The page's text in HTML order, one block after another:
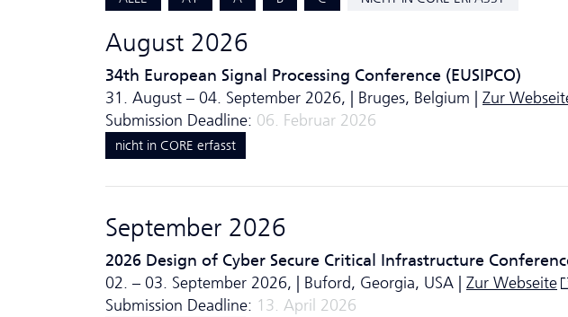
August 2026
34th European Signal Processing Conference (EUSIPCO)
31. August – 04. September 2026, | Bruges, Belgium | Zur
Submission Deadline: 06. Februar 2026
nicht in CORE erfasst
September 2026
2026 Design of Cyber Secure Critical Infrastructure
02. – 03. September 2026, | Buford, Georgia, USA | Zur Webseite
Submission Deadline: 13. April 2026